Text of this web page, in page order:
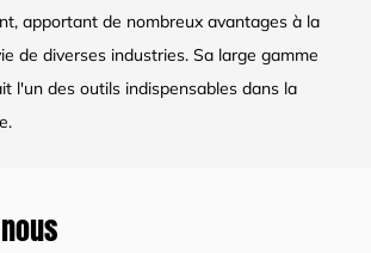
apportant de nombreux avantages à la
de diverses industries. Sa large gamme
l'un des outils indispensables dans la